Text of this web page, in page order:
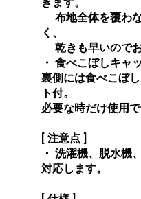
布地全体を覆わ
く、
乾きも早いのでお
・ 食べこぼしキャ
裏側には食べこぼ
ト付。
必要な時だけ使用で
[ 注意点 ]
・ 洗濯機、脱水機
対応します。